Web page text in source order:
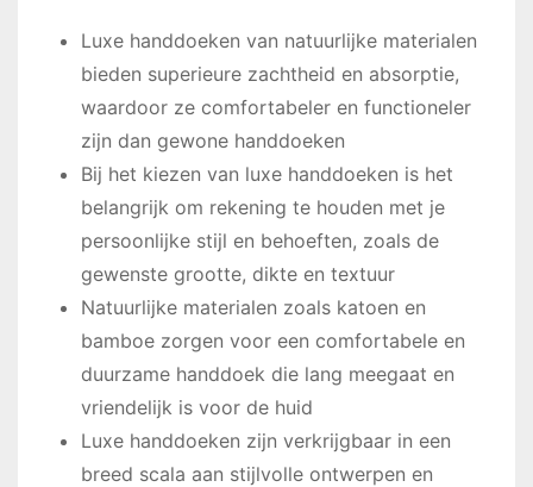
Luxe handdoeken van natuurlijke materialen
bieden superieure zachtheid en absorptie,
waardoor ze comfortabeler en functioneler
zijn dan gewone handdoeken
Bij het kiezen van luxe handdoeken is het
belangrijk om rekening te houden met je
persoonlijke stijl en behoeften, zoals de
gewenste grootte, dikte en textuur
Natuurlijke materialen zoals katoen en
bamboe zorgen voor een comfortabele en
duurzame handdoek die lang meegaat en
vriendelijk is voor de huid
Luxe handdoeken zijn verkrijgbaar in een
breed scala aan stijlvolle ontwerpen en